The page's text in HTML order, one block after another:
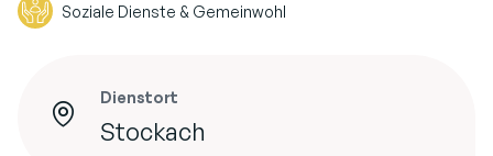
Soziale Dienste & Gemeinwohl
Dienstort
Stockach